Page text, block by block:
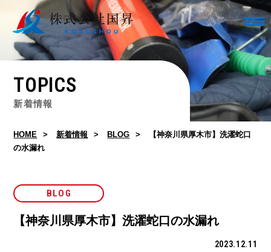
TOPICS
新着情報
HOME 新着情報 BLOG
【神奈川県厚木市】洗濯蛇口
の水漏れ
BLOG
【神奈川県厚木市】洗濯蛇口の水漏れ
2023.12.11